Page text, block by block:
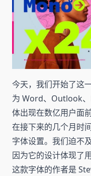
今天，我们开始了这
为 Word、Outlook
体出现在数亿用户面前
在接下来的几个月时
字体设置。我们迫不
因为它的设计体现了
这款字体的作者是